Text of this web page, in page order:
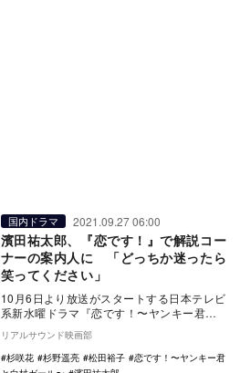
国内ドラマ 2021.09.27 06:00
濱田祐太郎、『恋です！』で解説コー
ナーの案内人に 「どっちか迷ったら
笑ってください」
10月6日より放送がスタートする日本テレビ
系新水曜ドラマ『恋です！〜ヤンキー君と
白杖ガール〜』に、濱田祐太郎が出演する
ことが決定…
リアルサウンド映画部
杉咲花
杉野遥亮 松田裕子
恋です！〜ヤンキー君